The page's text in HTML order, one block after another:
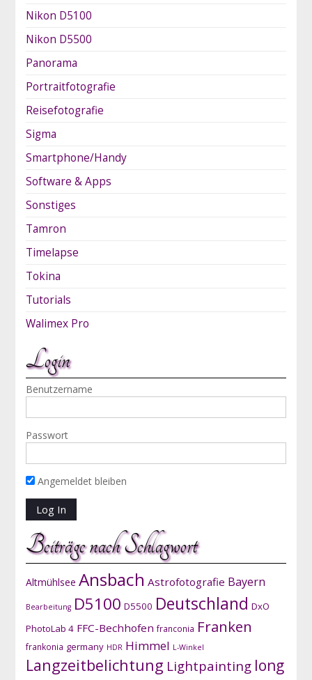
Nikon D5100
Nikon D5500
Panorama
Portraitfotografie
Reisefotografie
Sigma
Smartphone/Handy
Software & Apps
Sonstiges
Tamron
Timelapse
Tokina
Tutorials
Walimex Pro
Login
Benutzername
Passwort
Angemeldet bleiben
Beiträge nach Schlagwort
Altmühlsee Ansbach Astrofotografie Bayern
Bearbeitung D5100 D5500 Deutschland DxO
PhotoLab 4 FFC-Bechhofen franconia Franken
frankonia germany HDR Himmel L-Winkel
Langzeitbelichtung Lightpainting long